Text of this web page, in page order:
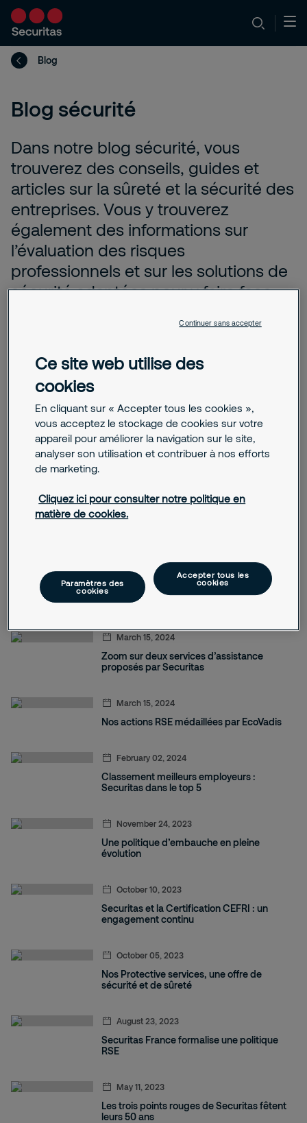
Blog
Blog sécurité
Dans notre blog sécurité, vous
trouverez des conseils, guides et
articles sur la sûreté et la sécurité des
entreprises. Vous y trouverez
également des informations sur
l’évaluation des risques
professionnels et sur les solutions de
sécurité adaptées pour y faire face.
Center » de Securitas
September 11, 2025
Securitas vous donne rendez-vous au salon
November 19, 2024
June 18, 2024
Accompagner notre jeunesse vers les
métiers de la sécurité
March 15, 2024
Zoom sur deux services d’assistance
proposés par Securitas
March 15, 2024
Nos actions RSE médaillées par EcoVadis
February 02, 2024
Classement meilleurs employeurs :
Securitas dans le top 5
November 24, 2023
Une politique d’embauche en pleine
évolution
October 10, 2023
Securitas et la Certification CEFRI : un
engagement continu
October 05, 2023
Nos Protective services, une offre de
sécurité et de sûreté
August 23, 2023
Securitas France formalise une politique
RSE
May 11, 2023
Les trois points rouges de Securitas fêtent
leurs 50 ans
Ce site web utilise des
cookies
En cliquant sur « Accepter tous les cookies »,
vous acceptez le stockage de cookies sur votre
appareil pour améliorer la navigation sur le site,
analyser son utilisation et contribuer à nos efforts
de marketing.
Cliquez ici pour consulter notre politique en
matière de cookies.
Paramètres des
cookies
Accepter tous les
cookies
Continuer sans accepter